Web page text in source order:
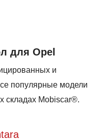
для Opel
и
популярные модели
складах Mobiscar®.